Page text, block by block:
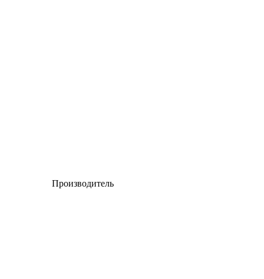
Производитель